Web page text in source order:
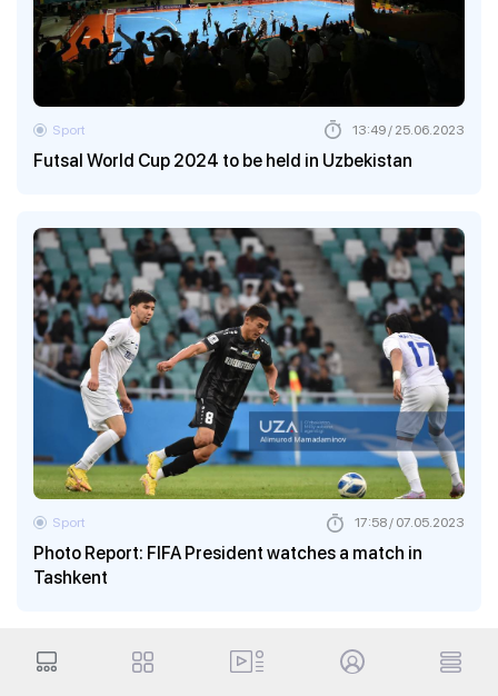
Futsal World Cup 2024 to be held in Uzbekistan
Sport 13:49 / 25.06.2023
Photo Report: FIFA President watches a match in
Tashkent
Sport 17:58 / 07.05.2023